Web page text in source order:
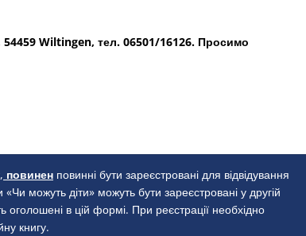
Wiltingen, тел. 06501/16126. Просимо
повинен повинні бути зареєстровані для відвідування
можуть діти» можуть бути зареєстровані у другій
в цій формі. При реєстрації необхідно
книгу.